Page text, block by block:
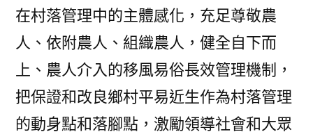
在村落管理中的主體感化，充足尊敬農
人、依附農人、組織農人，健全自下而
上、農人介入的移風易俗長效管理機制，
把保證和改良鄉村平易近生作為村落管理
的動身點和落腳點，激勵領導社會和大眾